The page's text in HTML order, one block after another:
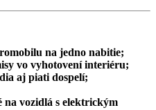
na jedno nabitie;
vo vyhotovení interiéru;
aj piati dospelí;
na vozidlá s elektrickým